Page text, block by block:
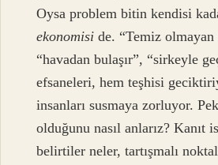
Oysa problem bitin kendisi
ekonomisi de. “Temiz
“havadan bulaşır”, “sirkeyle
efsaneleri, hem teşhisi
insanları susmaya zorluyor.
olduğunu nasıl anlarız? Kanıt
belirtiler neler, tartışmalı